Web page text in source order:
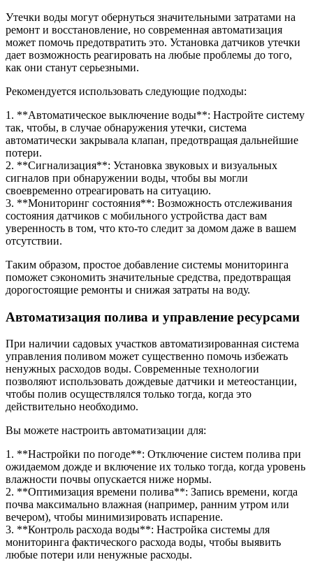
Утечки воды могут обернуться значительными затратами на
ремонт и восстановление, но современная автоматизация
может помочь предотвратить это. Установка датчиков утечки
дает возможность реагировать на любые проблемы до того,
как они станут серьезными.
Рекомендуется использовать следующие подходы:
1. **Автоматическое выключение воды**: Настройте систему
так, чтобы, в случае обнаружения утечки, система
автоматически закрывала клапан, предотвращая дальнейшие
потери.
2. **Сигнализация**: Установка звуковых и визуальных
сигналов при обнаружении воды, чтобы вы могли
своевременно отреагировать на ситуацию.
3. **Мониторинг состояния**: Возможность отслеживания
состояния датчиков с мобильного устройства даст вам
уверенность в том, что кто-то следит за домом даже в вашем
отсутствии.
Таким образом, простое добавление системы мониторинга
поможет сэкономить значительные средства, предотвращая
дорогостоящие ремонты и снижая затраты на воду.
Автоматизация полива и управление ресурсами
При наличии садовых участков автоматизированная система
управления поливом может существенно помочь избежать
ненужных расходов воды. Современные технологии
позволяют использовать дождевые датчики и метеостанции,
чтобы полив осуществлялся только тогда, когда это
действительно необходимо.
Вы можете настроить автоматизации для:
1. **Настройки по погоде**: Отключение систем полива при
ожидаемом дожде и включение их только тогда, когда уровень
влажности почвы опускается ниже нормы.
2. **Оптимизация времени полива**: Запись времени, когда
почва максимально влажная (например, ранним утром или
вечером), чтобы минимизировать испарение.
3. **Контроль расхода воды**: Настройка системы для
мониторинга фактического расхода воды, чтобы выявить
любые потери или ненужные расходы.